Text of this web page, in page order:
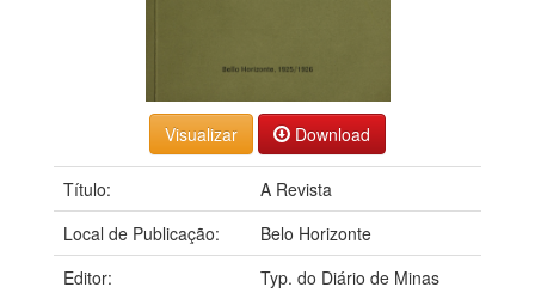
Visualizar Download
Título:
A Revista
Local de Publicação:
Belo Horizonte
Editor:
Typ. do Diário de Minas